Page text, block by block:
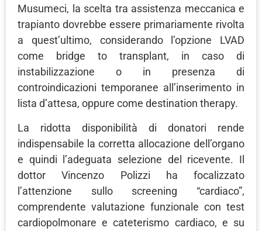
Musumeci, la scelta tra assistenza meccanica e
trapianto dovrebbe essere primariamente rivolta
a quest’ultimo, considerando l’opzione LVAD
come bridge to transplant, in caso di
instabilizzazione o in presenza di
controindicazioni temporanee all’inserimento in
lista d’attesa, oppure come destination therapy.
La ridotta disponibilità di donatori rende
indispensabile la corretta allocazione dell’organo
e quindi l’adeguata selezione del ricevente. Il
dottor Vincenzo Polizzi ha focalizzato
l’attenzione sullo screening “cardiaco”,
comprendente valutazione funzionale con test
cardiopolmonare e cateterismo cardiaco, e su